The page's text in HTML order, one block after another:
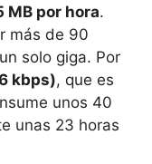
MB por hora.
más de 90
solo giga. Por
kbps), que es
unos 40
unas 23 horas